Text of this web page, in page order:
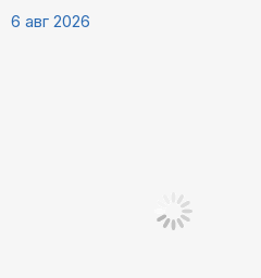
6 авг 2026